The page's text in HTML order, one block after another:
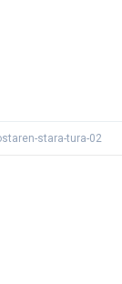
stara-tura-02